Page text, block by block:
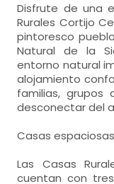
Disfrute de una
Rurales Cortijo
pintoresco
Natural de la
entorno natural
alojamiento
familias, grupos
desconectar del
Casas
Las Casas
cuentan con